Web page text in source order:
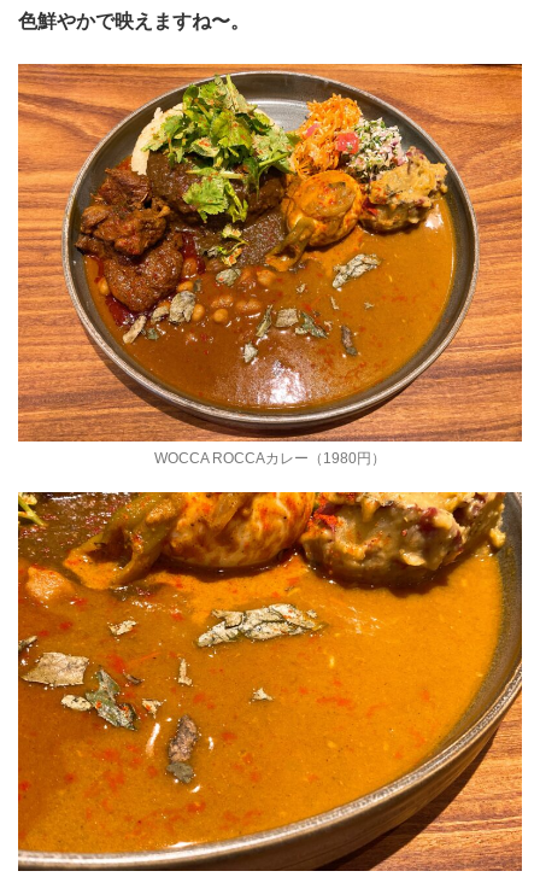
色鮮やかで映えますね〜。
WOCCA ROCCAカレー（1980円）